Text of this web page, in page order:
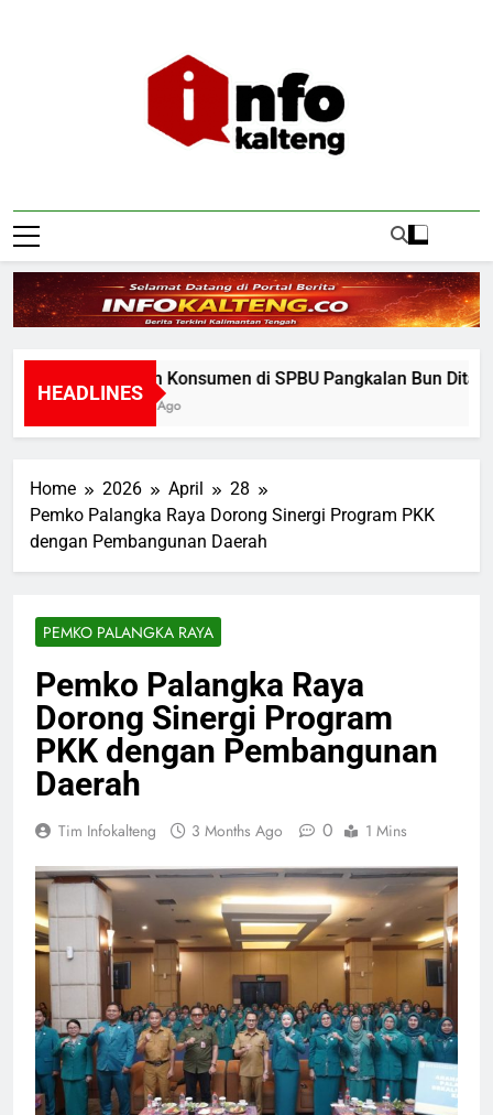
Infokalteng
HEADLINES
Insiden Konsumen di SPBU Pangkalan Bun
4 Hours Ago
Home 2026 April
28
Pemko Palangka Raya Dorong Sinergi Program PKK
dengan Pembangunan Daerah
PEMKO PALANGKA RAYA
Pemko Palangka Raya
Dorong Sinergi Program
PKK dengan Pembangunan
Daerah
Tim Infokalteng 3 Months Ago 0 1 Mins